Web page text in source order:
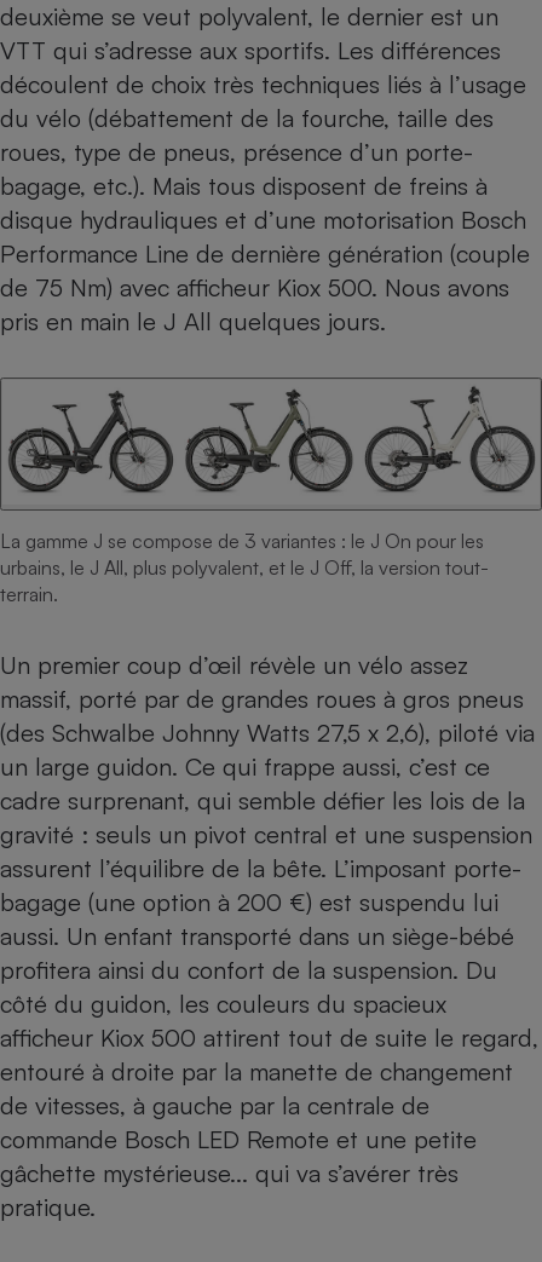
deuxième se veut polyvalent, le dernier est un
VTT qui s’adresse aux sportifs. Les différences
découlent de choix très techniques liés à l’usage
du vélo (débattement de la fourche, taille des
roues, type de pneus, présence d’un porte-
bagage, etc.). Mais tous disposent de freins à
disque hydrauliques et d’une motorisation Bosch
Performance Line de dernière génération (couple
de 75 Nm) avec afficheur Kiox 500. Nous avons
pris en main le J All quelques jours.
La gamme J se compose de 3 variantes : le J On pour les
urbains, le J All, plus polyvalent, et le J Off, la version tout-
terrain.
Un premier coup d’œil révèle un vélo assez
massif, porté par de grandes roues à gros pneus
(des Schwalbe Johnny Watts 27,5 x 2,6), piloté via
un large guidon. Ce qui frappe aussi, c’est ce
cadre surprenant, qui semble défier les lois de la
gravité : seuls un pivot central et une suspension
assurent l’équilibre de la bête. L’imposant porte-
bagage (une option à 200 €) est suspendu lui
aussi. Un enfant transporté dans un siège-bébé
profitera ainsi du confort de la suspension. Du
côté du guidon, les couleurs du spacieux
afficheur Kiox 500 attirent tout de suite le regard,
entouré à droite par la manette de changement
de vitesses, à gauche par la centrale de
commande Bosch LED Remote et une petite
gâchette mystérieuse... qui va s’avérer très
pratique.